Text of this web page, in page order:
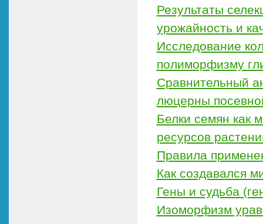
Результаты
урожайность и
Исследование
полиморфизму
Сравнительный
люцерны
Белки семян как
ресурсов
Правила
Как создавался
Гены и судьба
Изоморфизм